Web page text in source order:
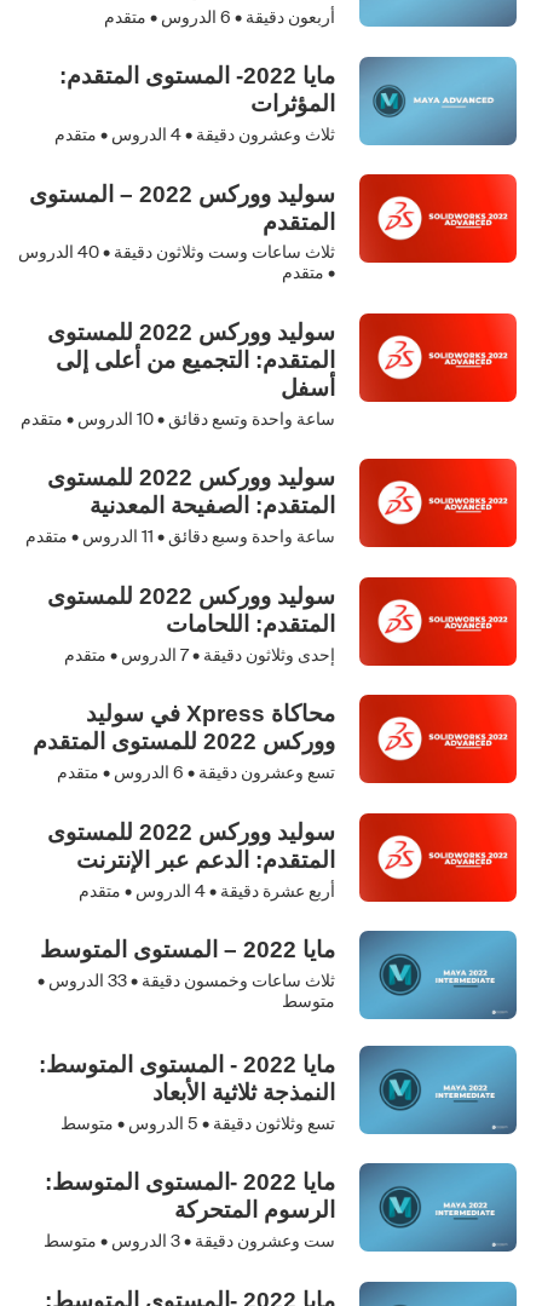
أربعون دقيقة • 6 الدروس • متقدم
مايا 2022- المستوى المتقدم:
المؤثرات
ثلاث وعشرون دقيقة •4 الدروس • متقدم
سوليد ووركس 2022 – المستوى
المتقدم
ثلاث ساعات وست وثلاثون دقيقة •40 الدروس
• متقدم
سوليد ووركس 2022 للمستوى
المتقدم: التجميع من أعلى إلى
أسفل
ساعة واحدة وتسع دقائق •10 الدروس • متقدم
سوليد ووركس 2022 للمستوى
المتقدم: الصفيحة المعدنية
ساعة واحدة وسبع دقائق • 11 الدروس • متقدم
سوليد ووركس 2022 للمستوى
المتقدم: اللحامات
إحدى وثلاثون دقيقة •7 الدروس • متقدم
محاكاة Xpress في سوليد
ووركس 2022 للمستوى المتقدم
تسع وعشرون دقيقة • 6 الدروس • متقدم
سوليد ووركس 2022 للمستوى
المتقدم: الدعم عبر الإنترنت
أربع عشرة دقيقة •4 الدروس • متقدم
مايا 2022 – المستوى المتوسط
ثلاث ساعات وخمسون دقيقة •33 الدروس •
متوسط
مايا 2022 - المستوى المتوسط:
النمذجة ثلاثية الأبعاد
تسع وثلاثون دقيقة • 5 الدروس • متوسط
مايا 2022 -المستوى المتوسط:
الرسوم المتحركة
ست وعشرون دقيقة •3 الدروس • متوسط
مايا 2022 -المستوى المتوسط: